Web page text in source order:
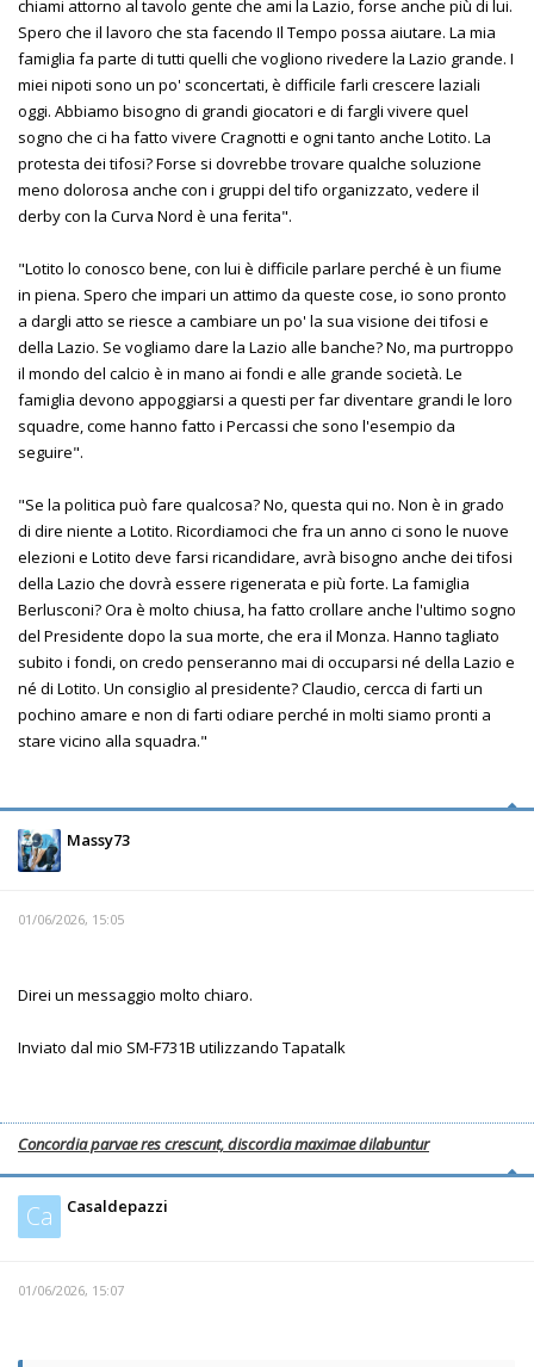
chiami attorno al tavolo gente che ami la Lazio, forse anche più di lui.
Spero che il lavoro che sta facendo Il Tempo possa aiutare. La mia
famiglia fa parte di tutti quelli che vogliono rivedere la Lazio grande. I
miei nipoti sono un po' sconcertati, è difficile farli crescere laziali
oggi. Abbiamo bisogno di grandi giocatori e di fargli vivere quel
sogno che ci ha fatto vivere Cragnotti e ogni tanto anche Lotito. La
protesta dei tifosi? Forse si dovrebbe trovare qualche soluzione
meno dolorosa anche con i gruppi del tifo organizzato, vedere il
derby con la Curva Nord è una ferita".
"Lotito lo conosco bene, con lui è difficile parlare perché è un fiume
in piena. Spero che impari un attimo da queste cose, io sono pronto
a dargli atto se riesce a cambiare un po' la sua visione dei tifosi e
della Lazio. Se vogliamo dare la Lazio alle banche? No, ma purtroppo
il mondo del calcio è in mano ai fondi e alle grande società. Le
famiglia devono appoggiarsi a questi per far diventare grandi le loro
squadre, come hanno fatto i Percassi che sono l'esempio da
seguire".
"Se la politica può fare qualcosa? No, questa qui no. Non è in grado
di dire niente a Lotito. Ricordiamoci che fra un anno ci sono le nuove
elezioni e Lotito deve farsi ricandidare, avrà bisogno anche dei tifosi
della Lazio che dovrà essere rigenerata e più forte. La famiglia
Berlusconi? Ora è molto chiusa, ha fatto crollare anche l'ultimo sogno
del Presidente dopo la sua morte, che era il Monza. Hanno tagliato
subito i fondi, on credo penseranno mai di occuparsi né della Lazio e
né di Lotito. Un consiglio al presidente? Claudio, cercca di farti un
pochino amare e non di farti odiare perché in molti siamo pronti a
stare vicino alla squadra."
Massy73
01/06/2026, 15:05
Direi un messaggio molto chiaro.
Inviato dal mio SM-F731B utilizzando Tapatalk
Concordia parvae res crescunt, discordia maximae dilabuntur
Ca Casaldepazzi
01/06/2026, 15:07